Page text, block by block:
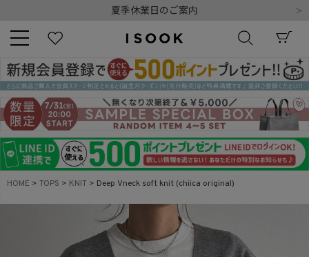
令和8年熊本地震の影響によるお荷物のお届けについて
新規会員登録でもれなく500ポイントプレゼント
夏季休業日のご案内
令和8年熊本地震の影響によるお荷物のお届けについて
キーワード
商品番号
販売タイプ
HOME TOPS KNIT Deep Vneck soft knit (chiica original)